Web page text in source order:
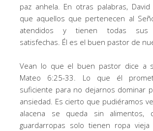
paz anhela. En otras palabras,
que aquellos que pertenecen al
atendidos y tienen todas sus
satisfechas. Él es el buen pastor de
Vean lo que el buen pastor dice a
Mateo 6:25-33. Lo que él
suficiente para no dejarnos dominar
ansiedad. Es cierto que pudiéramos
alacena se queda sin alimentos,
guardarropas solo tienen ropa